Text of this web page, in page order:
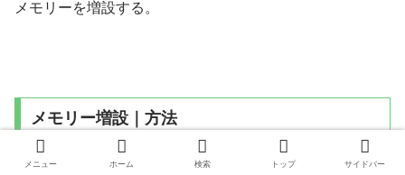
メモリーを増設する。
メモリー増設｜方法
メニュー ホーム 検索 トップ サイドバー